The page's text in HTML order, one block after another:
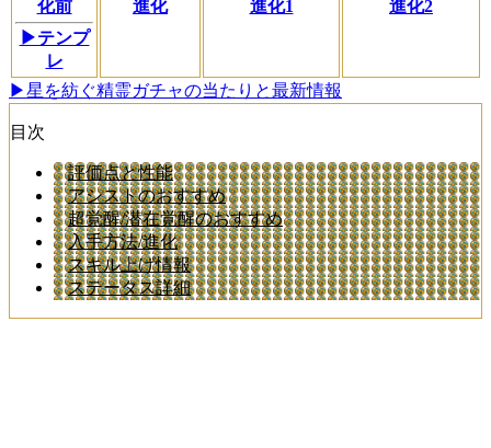
化前
▶テンプ
レ
進化
進化1
進化2
▶星を紡ぐ精霊ガチャの当たりと最新情報
目次
評価点と性能
アシストのおすすめ
超覚醒/潜在覚醒のおすすめ
入手方法/進化
スキル上げ情報
ステータス詳細